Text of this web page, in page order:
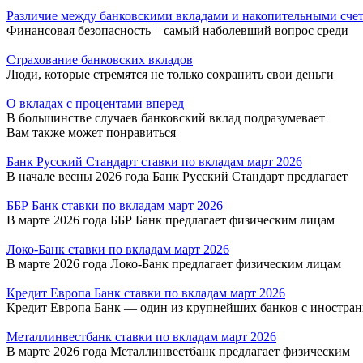
Различие между банковскими вкладами и накопительными
Финансовая безопасность – самый наболевший вопрос среди
Страхование банковских вкладов
Люди, которые стремятся не только сохранить свои деньги
О вкладах с процентами вперед
В большинстве случаев банковский вклад подразумевает
Вам также может понравиться
Банк Русский Стандарт ставки по вкладам март 2026
В начале весны 2026 года Банк Русский Стандарт предлагает
ББР Банк ставки по вкладам март 2026
В марте 2026 года ББР Банк предлагает физическим лицам
Локо-Банк ставки по вкладам март 2026
В марте 2026 года Локо-Банк предлагает физическим лицам
Кредит Европа Банк ставки по вкладам март 2026
Кредит Европа Банк — один из крупнейших банков с
Металлинвестбанк ставки по вкладам март 2026
В марте 2026 года Металлинвестбанк предлагает физическим